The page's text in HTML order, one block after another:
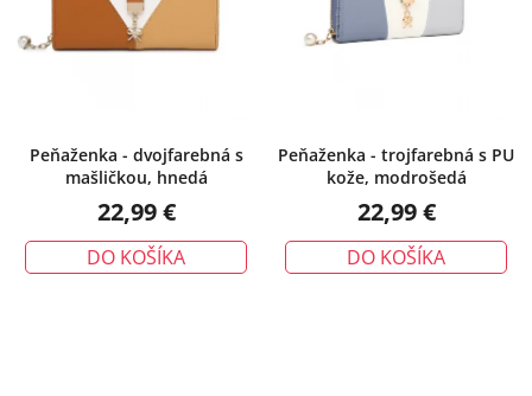
Peňaženka - dvojfarebná s
mašličkou, hnedá
22,99 €
DO KOŠÍKA
Peňaženka - trojfarebná s PU
kože, modrošedá
22,99 €
DO KOŠÍKA